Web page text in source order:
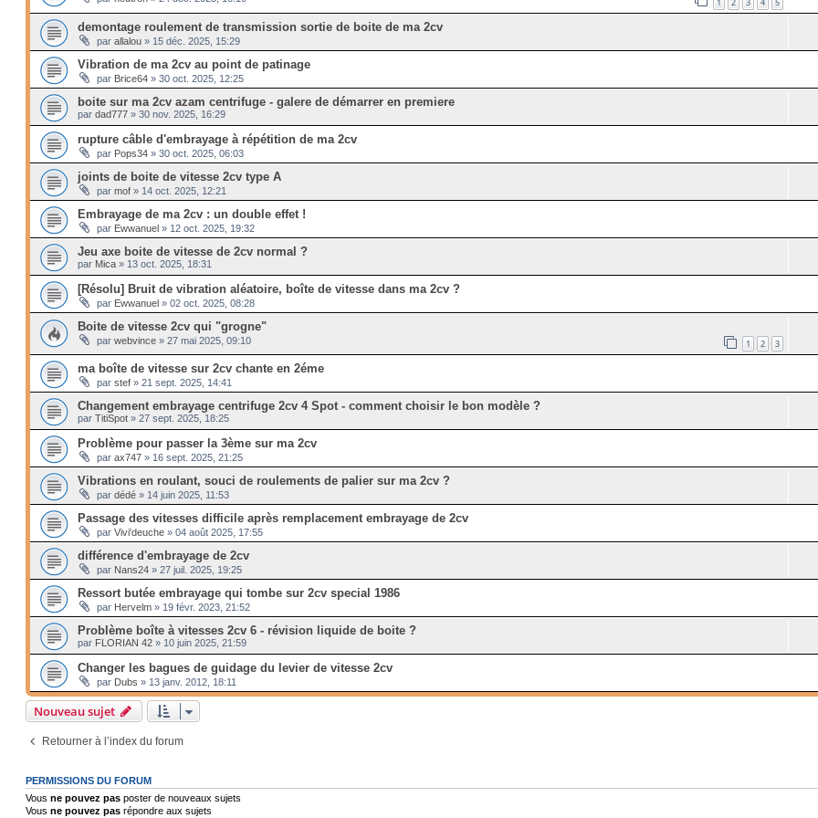
demontage roulement de transmission sortie de boite de ma 2cv
par allalou» 15 déc. 2025, 15:29
Vibration de ma 2cv au point de patinage
par Brice64» 30 oct. 2025, 12:25
boite sur ma 2cv azam centrifuge - galere de démarrer en premiere
par dad777» 30 nov. 2025, 16:29
rupture câble d'embrayage à répétition de ma 2cv
par Pops34» 30 oct. 2025, 06:03
joints de boite de vitesse 2cv type A
par mof» 14 oct. 2025, 12:21
Embrayage de ma 2cv : un double effet !
par Ewwanuel» 12 oct. 2025, 19:32
Jeu axe boite de vitesse de 2cv normal ?
par Mica» 13 oct. 2025, 18:31
[Résolu] Bruit de vibration aléatoire, boîte de vitesse dans ma 2cv ?
par Ewwanuel» 02 oct. 2025, 08:28
Boite de vitesse 2cv qui "grogne"
par webvince» 27 mai 2025, 09:10 1 2 3
ma boîte de vitesse sur 2cv chante en 2éme
par stef» 21 sept. 2025, 14:41
Changement embrayage centrifuge 2cv 4 Spot - comment choisir le bon modèle ?
par TitiSpot» 27 sept. 2025, 18:25
Problème pour passer la 3ème sur ma 2cv
par ax747» 16 sept. 2025, 21:25
Vibrations en roulant, souci de roulements de palier sur ma 2cv ?
par dédé» 14 juin 2025, 11:53
Passage des vitesses difficile après remplacement embrayage de 2cv
par Vivi'deuche» 04 août 2025, 17:55
différence d'embrayage de 2cv
par Nans24» 27 juil. 2025, 19:25
Ressort butée embrayage qui tombe sur 2cv special 1986
par Hervelm» 19 févr. 2023, 21:52
Problème boîte à vitesses 2cv 6 - révision liquide de boite ?
par FLORIAN 42» 10 juin 2025, 21:59
Changer les bagues de guidage du levier de vitesse 2cv
par Dubs » 13 janv. 2012, 18:11
Nouveau sujet
Retourner à l’index du forum
PERMISSIONS DU FORUM
Vous ne pouvez pasposter de nouveaux sujets
Vous ne pouvez pasrépondre aux sujets